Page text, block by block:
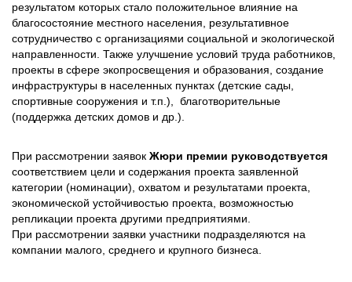
результатом которых стало положительное влияние на
благосостояние местного населения, результативное
сотрудничество с организациями социальной и экологической
направленности. Также улучшение условий труда работников,
проекты в сфере экопросвещения и образования, создание
инфраструктуры в населенных пунктах (детские сады,
спортивные сооружения и т.п.), благотворительные
(поддержка детских домов и др.).
При рассмотрении заявок Жюри премии руководствуется
соответствием цели и содержания проекта заявленной
категории (номинации), охватом и результатами проекта,
экономической устойчивостью проекта, возможностью
репликации проекта другими предприятиями.
При рассмотрении заявки участники подразделяются на
компании малого, среднего и крупного бизнеса.